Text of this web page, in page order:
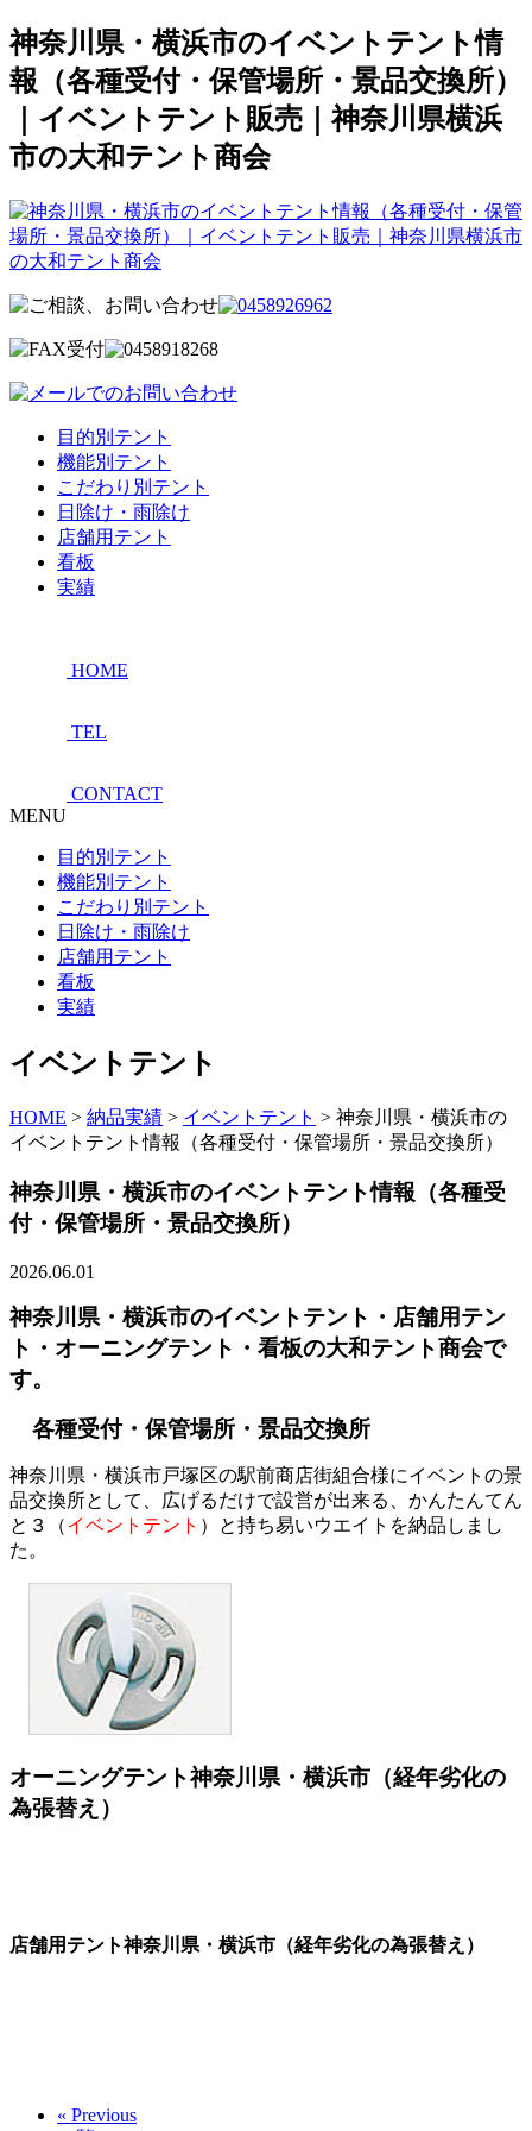
神奈川県・横浜市のイベントテント情
報（各種受付・保管場所・景品交換所）
｜イベントテント販売｜神奈川県横浜
市の大和テント商会
目的別テント
機能別テント
こだわり別テント
日除け・雨除け
店舗用テント
看板
実績
HOME
TEL
CONTACT
MENU
目的別テント
機能別テント
こだわり別テント
日除け・雨除け
店舗用テント
看板
実績
イベントテント
HOME > 納品実績 > イベントテント > 神奈川県・横浜市の
イベントテント情報（各種受付・保管場所・景品交換所）
神奈川県・横浜市のイベントテント情報（各種受
付・保管場所・景品交換所）
2026.06.01
神奈川県・横浜市のイベントテント・店舗用テン
ト・オーニングテント・看板の大和テント商会で
す。
各種受付・保管場所・景品交換所
神奈川県・横浜市戸塚区の駅前商店街組合様にイベントの景
品交換所として、広げるだけで設営が出来る、かんたんてん
と３（イベントテント ）と持ち易いウエイトを納品しまし
た。
オーニングテント神奈川県・横浜市（経年劣化の
為張替え）
店舗用テント神奈川県・横浜市（経年劣化の為張替え）
« Previous